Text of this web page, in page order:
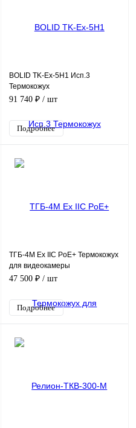
BOLID TK-Ex-5H1 Исп.3
Термокожух
взрывозащищенный
91 740 ₽ / шт
Подробнее
ТГБ-4М Ex IIC PoE+ Термокожух
для видеокамеры
взрывозащищенный
47 500 ₽ / шт
Подробнее